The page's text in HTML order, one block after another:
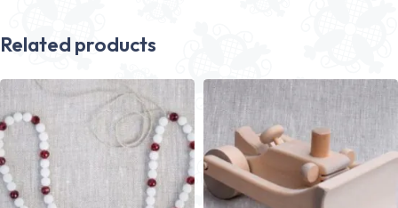
Related products